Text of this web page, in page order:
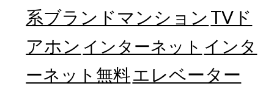
系ブランドマンション TVド
アホン インターネット インタ
ーネット無料エレベーター